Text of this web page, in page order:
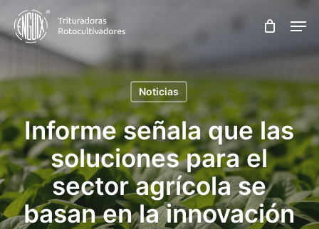
Skip
to
content
Noticias
Informe señala que las
soluciones para el
sector agrícola se
basan en la innovación